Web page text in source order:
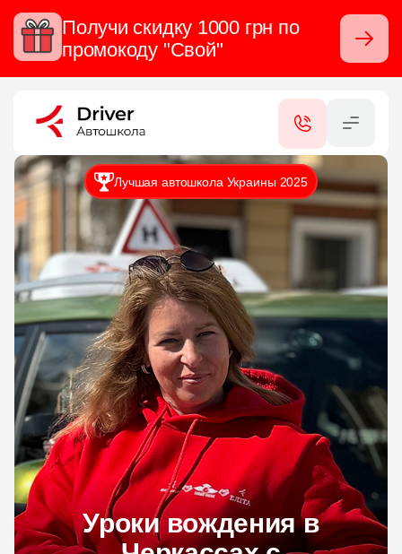
Получи скидку 1000 грн по
промокоду "Свой"
Закрыть
КАТЕГОРИИ
УСЛУГИ
СЕРТИФИКАТЫ
КОНТАКТЫ
ФИЛИАЛЫ
ОТЗЫВЫ
ЦЕНЫ
ГРАФИК
ИНСТРУКТОРЫ
Лучшая автошкола Украины 2025
Уроки вождения в